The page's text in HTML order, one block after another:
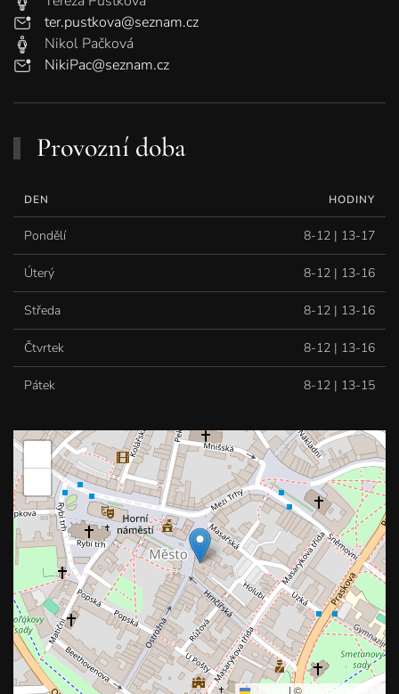
ter.pustkova@seznam.cz
Nikol Pačková
NikiPac@seznam.cz
Provozní doba
DEN HODINY
Pondělí 8-12 | 13-17
Úterý 8-12 | 13-16
Středa 8-12 | 13-16
Čtvrtek 8-12 | 13-16
Pátek 8-12 | 13-15
Leaflet | © OpenStreetMap